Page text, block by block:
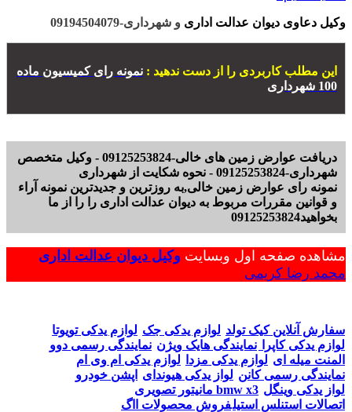
وکیل دعاوی دیوان عدالت اداری و شهرداری-09194504079
این مطلب کاربردی را از دست ندهید : نمونه رای کمیسیون ماده
100 شهرداری
دریافت عوارض زمین های خالی-09125253824 - وکیل متخصص
شهرداری-09125253824 - نحوه شکایت از شهرداری
نمونه رای عوارض زمین خالی,به روزترین و جدیدترین نمونه آراء
و قوانین مقررات مربوط به دیوان عدالت اداری را را از ما
بخواهید09125253824
مشاهده صفحه اول وبسایت وکیل دیوان عدالت اداری
محمد رضا کریمی
سفارش آنلاین کیک تولد لوازم یدکی جک لوازم یدکی تویوتا
لوازم یدکی کاپرا
نمایندگی هایک ویژن نمایندگی رسمی دوو
المنت میله ای لوازم یدکی مزدا
لوازم یدکی ام وی ام
نمایندگی رسمی کانن لواز یدکی هیوندای
اپشن خودرو
مانیتور تصویری bmw x3 لواز یدکی وینگل
اتصالات استنلس استیلفروش محصولات ااگ